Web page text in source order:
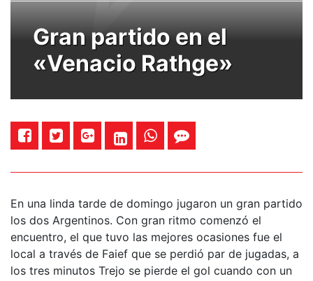
Gran partido en el
«Venacio Rathge»
En una linda tarde de domingo jugaron un gran partido
los dos Argentinos. Con gran ritmo comenzó el
encuentro, el que tuvo las mejores ocasiones fue el
local a través de Faief que se perdió par de jugadas, a
los tres minutos Trejo se pierde el gol cuando con un